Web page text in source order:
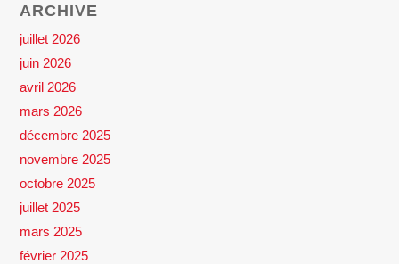
ARCHIVE
juillet 2026
juin 2026
avril 2026
mars 2026
décembre 2025
novembre 2025
octobre 2025
juillet 2025
mars 2025
février 2025